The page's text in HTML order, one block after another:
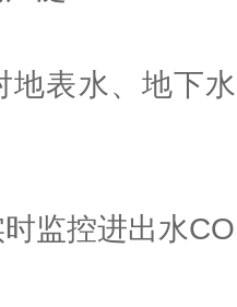
地表水、地下
监控进出水